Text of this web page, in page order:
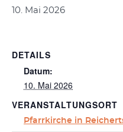
10. Mai 2026
DETAILS
Datum:
10. Mai 2026
VERANSTALTUNGSORT
Pfarrkirche in